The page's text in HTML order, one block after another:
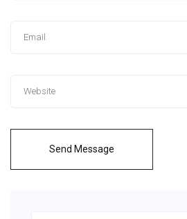
Send Message